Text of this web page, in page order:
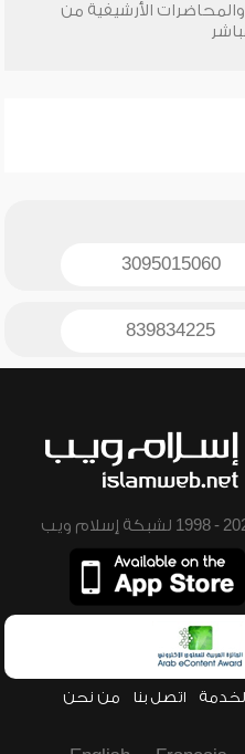
الأرشيفية من
3095015060
839834225
اتصل بنا من نحن